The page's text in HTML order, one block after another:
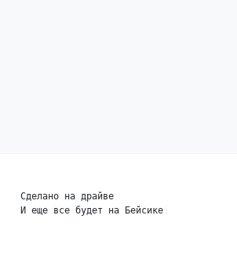
Сделано на драйве
И еще все будет на Бейсике